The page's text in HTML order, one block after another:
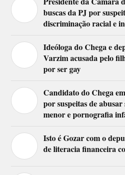
buscas da PJ por
discriminação racial e
Ideóloga do Chega e
Varzim acusada pelo
por ser gay
Candidato do Chega
por suspeitas de
menor e pornografia
Isto é Gozar com o
de literacia financeira